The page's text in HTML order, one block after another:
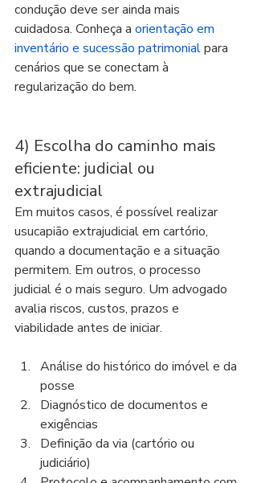
condução deve ser ainda mais
cuidadosa. Conheça a orientação em
inventário e sucessão patrimonial para
cenários que se conectam à
regularização do bem.
4) Escolha do caminho mais
eficiente: judicial ou
extrajudicial
Em muitos casos, é possível realizar
usucapião extrajudicial em cartório,
quando a documentação e a situação
permitem. Em outros, o processo
judicial é o mais seguro. Um advogado
avalia riscos, custos, prazos e
viabilidade antes de iniciar.
Análise do histórico do imóvel e da
posse
Diagnóstico de documentos e
exigências
Definição da via (cartório ou
judiciário)